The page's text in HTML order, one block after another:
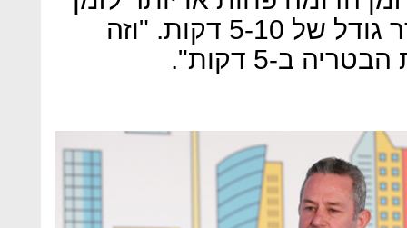
שאורך תדלוק כיום, כלומר סדר גודל של 5-10 דקות. "וזה
ב-5 דקות".